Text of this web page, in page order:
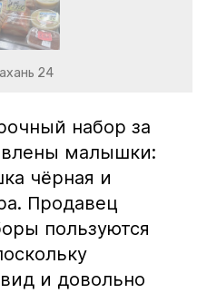
24
набор за
малышки:
чёрная и
Продавец
пользуются
и довольно